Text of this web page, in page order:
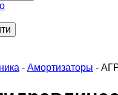
- Амортизаторы -